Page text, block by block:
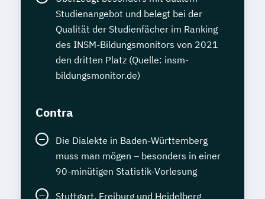
Studienangebot und belegt bei der
Qualität der Studienfächer im Ranking
des INSM-Bildungsmonitors von 2021
den dritten Platz (Quelle: insm-
bildungsmonitor.de)
Contra
Die Dialekte in Baden-Württemberg
muss man mögen – besonders in einer
90-minütigen Statistik-Vorlesung
Stuttgart, Freiburg und Heidelberg